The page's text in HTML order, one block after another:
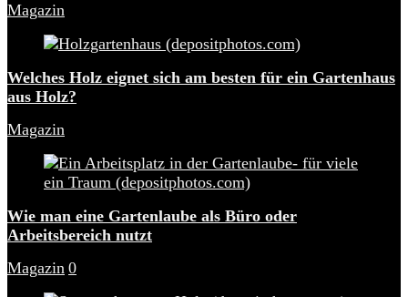
Magazin
Welches Holz eignet sich am besten für ein Gartenhaus
aus Holz?
Magazin
Wie man eine Gartenlaube als Büro oder
Arbeitsbereich nutzt
Magazin 0